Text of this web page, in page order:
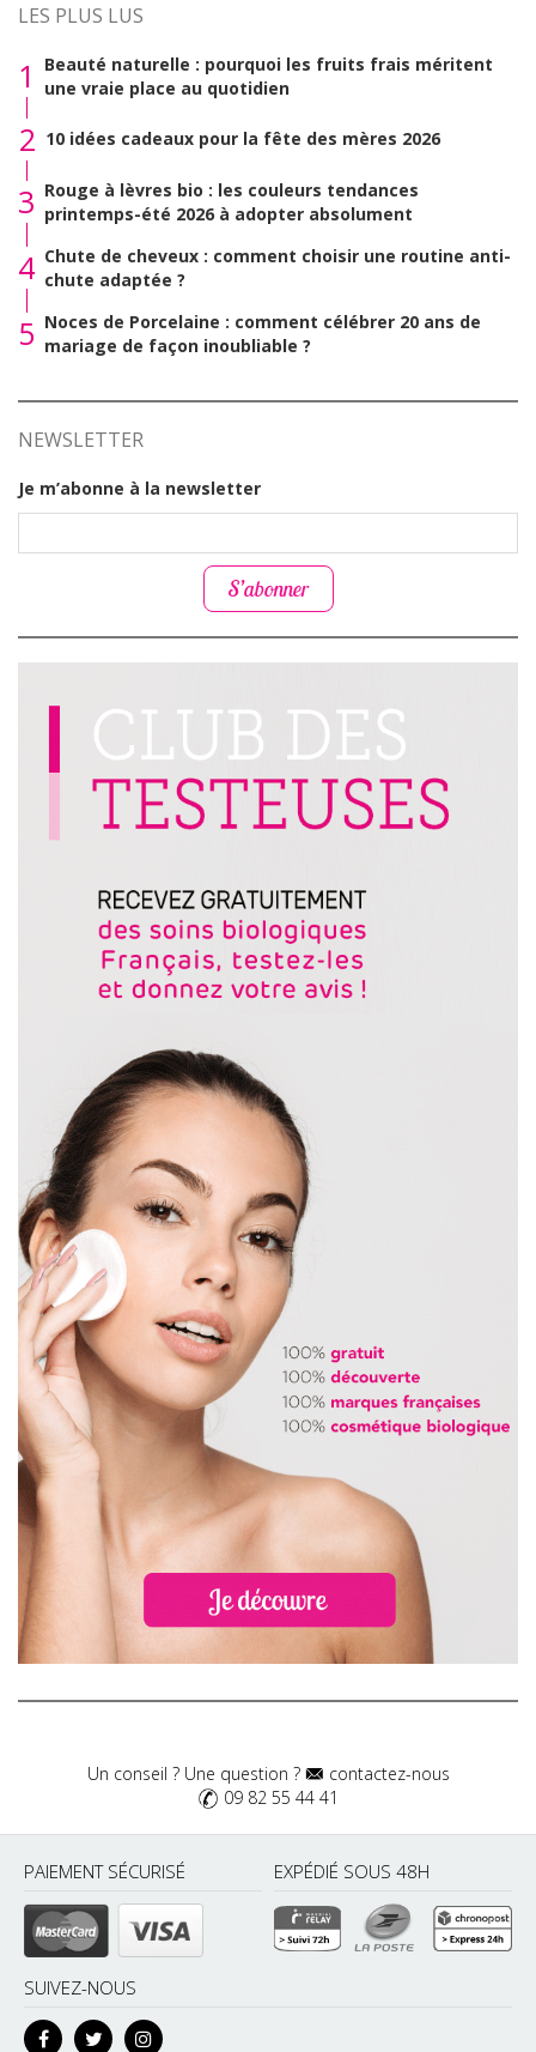
LES PLUS LUS
1
Beauté naturelle : pourquoi les fruits frais méritent
une vraie place au quotidien
2 10 idées cadeaux pour la fête des mères 2026
3 Rouge à lèvres bio : les couleurs tendances
printemps-été 2026 à adopter absolument
4 Chute de cheveux : comment choisir une routine anti-
chute adaptée ?
5 Noces de Porcelaine : comment célébrer 20 ans de
mariage de façon inoubliable ?
NEWSLETTER
Je m’abonne à la newsletter
S’abonner
Un conseil ? Une question ?
contactez-nous
09 82 55 44 41
PAIEMENT SÉCURISÉ EXPÉDIÉ SOUS 48H
SUIVEZ-NOUS